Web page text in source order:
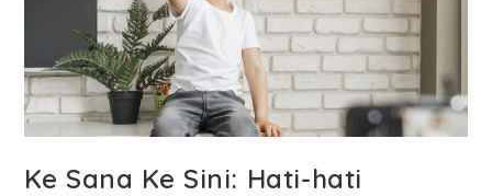
Ke Sana Ke Sini: Hati-hati